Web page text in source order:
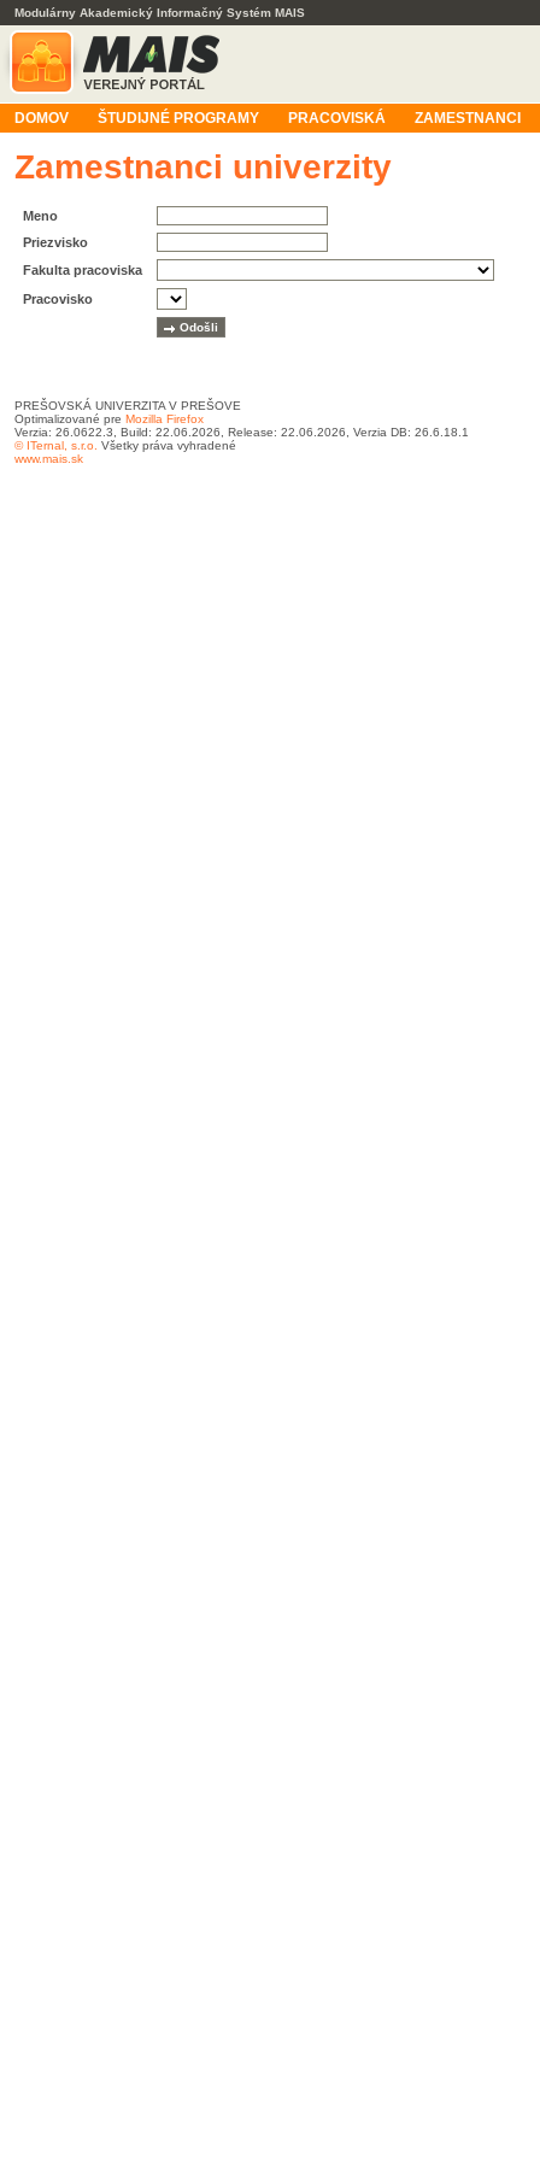
Modulárny Akademický Informačný Systém MAIS
DOMOV ŠTUDIJNÉ PROGRAMY PRACOVISKÁ ZAMESTNANCI
Zamestnanci univerzity
Meno
Priezvisko
Fakulta pracoviska
Pracovisko
PREŠOVSKÁ UNIVERZITA V PREŠOVE
Optimalizované pre Mozilla Firefox
Verzia: 26.0622.3, Build: 22.06.2026, Release: 22.06.2026, Verzia DB: 26.6.18.1
© ITernal, s.r.o. Všetky práva vyhradené
www.mais.sk